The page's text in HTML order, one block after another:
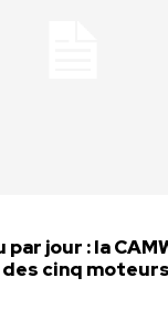
par jour : la
cinq moteurs